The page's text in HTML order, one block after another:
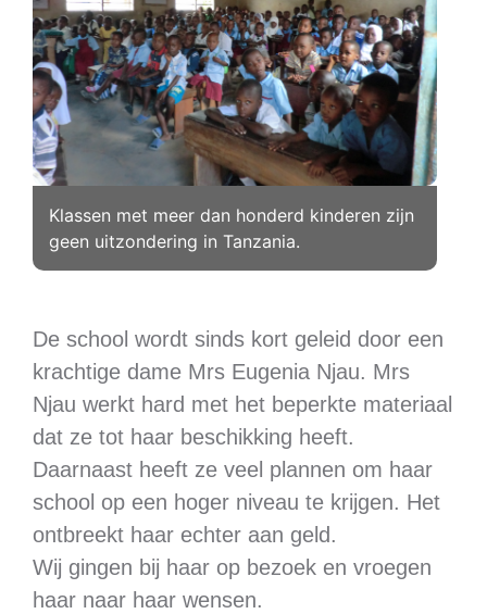
Klassen met meer dan honderd kinderen zijn
geen uitzondering in Tanzania.
De school wordt sinds kort geleid door een
krachtige dame Mrs Eugenia Njau. Mrs
Njau werkt hard met het beperkte materiaal
dat ze tot haar beschikking heeft.
Daarnaast heeft ze veel plannen om haar
school op een hoger niveau te krijgen. Het
ontbreekt haar echter aan geld.
Wij gingen bij haar op bezoek en vroegen
haar naar haar wensen.